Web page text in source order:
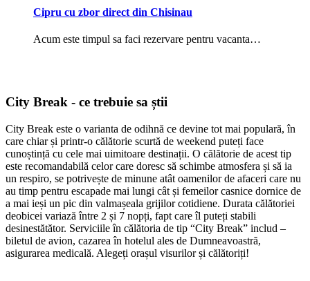
Cipru cu zbor direct din Chisinau
Acum este timpul sa faci rezervare pentru vacanta…
City Break - ce trebuie sa știi
City Break este o varianta de odihnă ce devine tot mai populară, în
care chiar și printr-o călătorie scurtă de weekend puteți face
cunoștință cu cele mai uimitoare destinații. O călătorie de acest tip
este recomandabilă celor care doresc să schimbe atmosfera și să ia
un respiro, se potrivește de minune atât oamenilor de afaceri care nu
au timp pentru escapade mai lungi cât și femeilor casnice dornice de
a mai ieși un pic din valmașeala grijilor cotidiene. Durata călătoriei
deobicei variază între 2 și 7 nopți, fapt care îl puteți stabili
desinestătător. Serviciile în călătoria de tip “City Break” includ –
biletul de avion, cazarea în hotelul ales de Dumneavoastră,
asigurarea medicală. Alegeți orașul visurilor și călătoriți!